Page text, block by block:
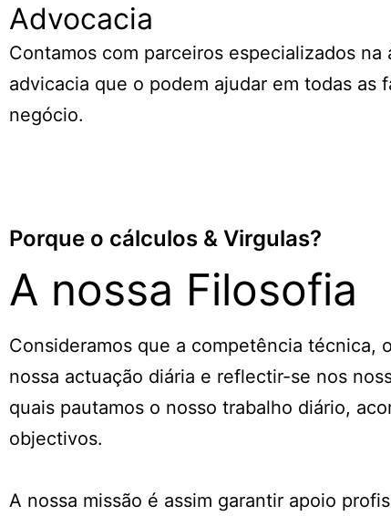
Advocacia
Contamos com parceiros especializados na
advicacia que o podem ajudar em todas as
negócio.
Porque o cálculos & Virgulas?
A nossa Filosofia
Consideramos que a competência técnica,
nossa actuação diária e reflectir-se nos
quais pautamos o nosso trabalho diário,
objectivos.
A nossa missão é assim garantir apoio